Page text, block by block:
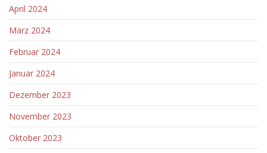
April 2024
März 2024
Februar 2024
Januar 2024
Dezember 2023
November 2023
Oktober 2023